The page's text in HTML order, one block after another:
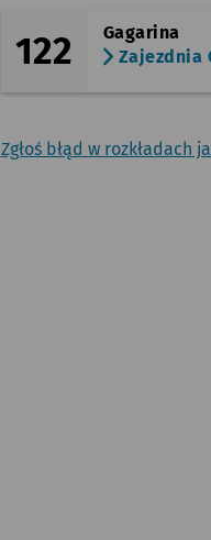
122
Gagarina
Zajezdnia
Zgłoś błąd w rozkładach